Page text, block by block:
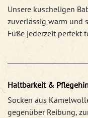
Unsere kuscheligen
zuverlässig warm und
Füße jederzeit perfekt
Haltbarkeit &
Socken aus
gegenüber Reibung,